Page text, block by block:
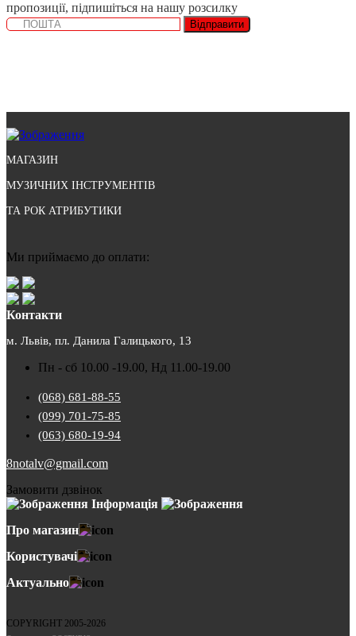
пропозиції, підпишіться на нашу розсилку
Відправити
МАГАЗИН
МУЗИЧНИХ ІНСТРУМЕНТІВ
ТА РОК АТРИБУТИКИ
Ми приймаємо до оплати:
Контакти
м. Львів, пл. Данила Галицького, 13
Пн - сб 10.00 -19.00, Нд 11.00-19.00
(068) 681-88-55
(099) 701-75-85
(063) 680-19-94
8notalv@gmail.com
Замовити дзвінок
Інформація
Про магазин
Користувачі
Актуально
COPYRIGHT 2005-2026